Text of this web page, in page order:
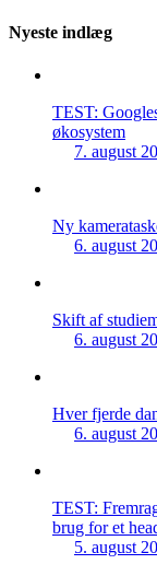
Nyeste indlæg
TEST:
økosystem
7. august
Ny
6. august
Skift af
6. august
Hver fjerde
6. august
TEST:
brug for et
5. august